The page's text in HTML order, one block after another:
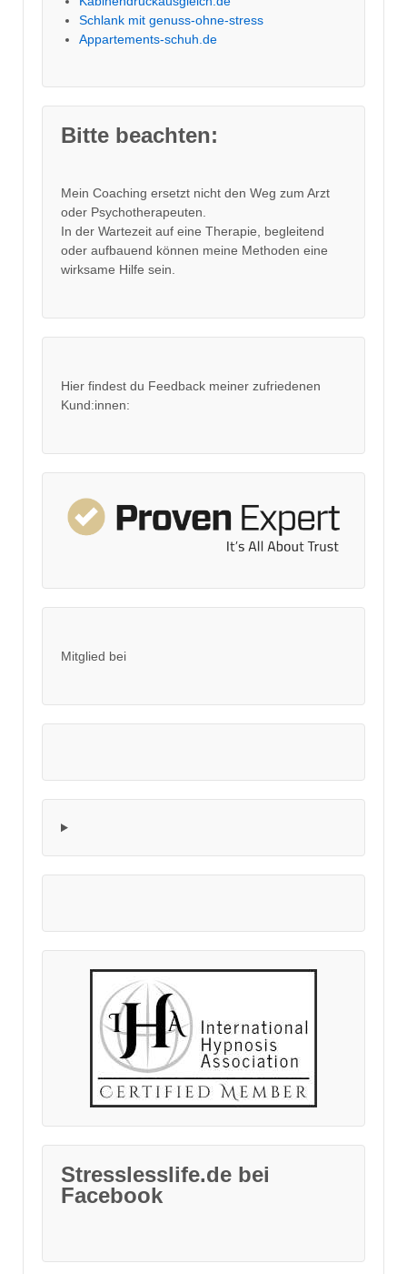
Schlank mit genuss-ohne-stress
Appartements-schuh.de
Bitte beachten:
Mein Coaching ersetzt nicht den Weg zum Arzt
oder Psychotherapeuten.
In der Wartezeit auf eine Therapie, begleitend
oder aufbauend können meine Methoden eine
wirksame Hilfe sein.
Hier findest du Feedback meiner zufriedenen
Kund:innen:
Mitglied bei
Stresslesslife.de bei
Facebook